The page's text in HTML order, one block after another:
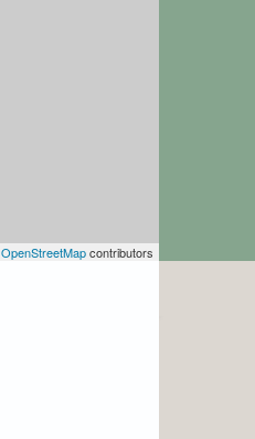
OpenStreetMapcontributors